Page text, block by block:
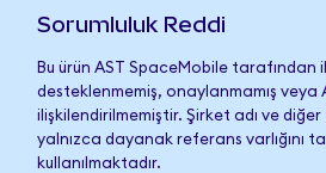
Sorumluluk Reddi
Bu ürün AST SpaceMobile tarafından
desteklenmemiş, onaylanmamış veya
ilişkilendirilmemiştir. Şirket adı ve
yalnızca dayanak referans varlığını
kullanılmaktadır.